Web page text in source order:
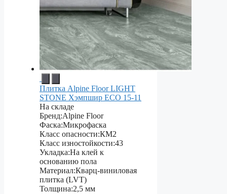
Плитка Alpine Floor LIGHT
STONE Хэмпшир ЕСО 15-11
На складе
Бренд:Alpine Floor
Фаска:Микрофаска
Класс опасности:КМ2
Класс изностойкости:43
Укладка:На клей к
основанию пола
Материал:Кварц-виниловая
плитка (LVT)
Толщина:2,5 мм